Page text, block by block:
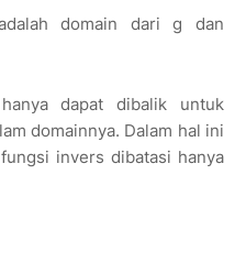
domain dari g dan
dapat dibalik untuk
domainnya. Dalam hal ini
invers dibatasi hanya